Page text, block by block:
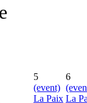
5
(event)
La Paix
6
La